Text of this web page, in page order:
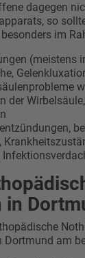
dagegen
so
im
(meistens
der
in
am